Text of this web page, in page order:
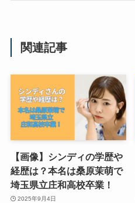
関連記事
【画像】シンディの学歴や
経歴は？本名は桑原茉萌で
埼玉県立庄和高校卒業！
2025年9月4日